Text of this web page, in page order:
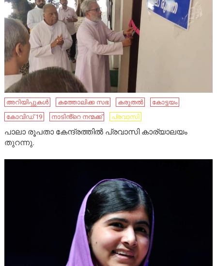
അറിയിപ്പുകൾ കത്തോലിക്ക സഭ കരുതൽ
കോട്ടയം
കോവിഡ് 19
നാടിൻ്റെ നന്മക്ക് പ്രവാസി
പാലാ രൂപതാ കേന്ദ്രത്തിൽ പ്രവാസി കാര്യാലയം
തുറന്നു.